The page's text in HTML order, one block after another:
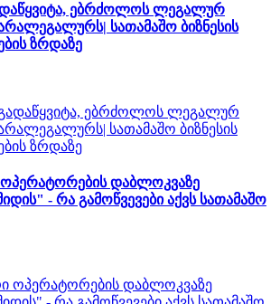
ებრძოლოს ლეგალურ
სათამაშო ბიზნესის
ზრდაზე
დაბლოკვაზე
- რა გამოწვევები აქვს სათამაშო